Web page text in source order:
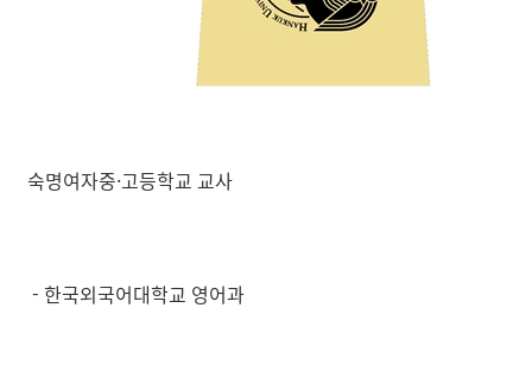
숙명여자중·고등학교 교사
- 한국외국어대학교 영어과